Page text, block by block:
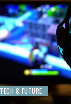
TECH & FUTURE